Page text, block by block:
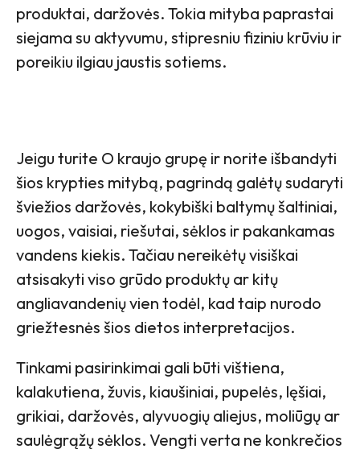
produktai, daržovės. Tokia mityba paprastai
siejama su aktyvumu, stipresniu fiziniu krūviu ir
poreikiu ilgiau jaustis sotiems.
Jeigu turite O kraujo grupę ir norite išbandyti
šios krypties mitybą, pagrindą galėtų sudaryti
šviežios daržovės, kokybiški baltymų šaltiniai,
uogos, vaisiai, riešutai, sėklos ir pakankamas
vandens kiekis. Tačiau nereikėtų visiškai
atsisakyti viso grūdo produktų ar kitų
angliavandenių vien todėl, kad taip nurodo
griežtesnės šios dietos interpretacijos.
Tinkami pasirinkimai gali būti vištiena,
kalakutiena, žuvis, kiaušiniai, pupelės, lęšiai,
grikiai, daržovės, alyvuogių aliejus, moliūgų ar
saulėgrąžų sėklos. Vengti verta ne konkrečios